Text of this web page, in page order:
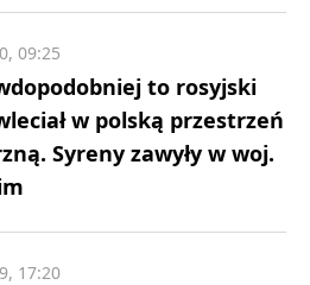
to rosyjski
w polską przestrzeń
Syreny zawyły w woj.
09:25
17:20